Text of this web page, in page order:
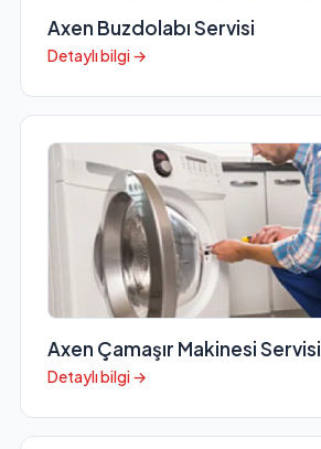
Axen Buzdolabı Servisi
Detaylı bilgi →
Axen Çamaşır Makinesi Servisi
Detaylı bilgi →